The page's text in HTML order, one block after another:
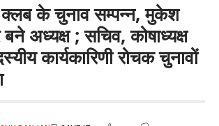
के चुनाव सम्पन्न, मुकेश
बने अध्यक्ष ; सचिव, कोषाध्यक्ष
कार्यकारिणी रोचक चुनावों